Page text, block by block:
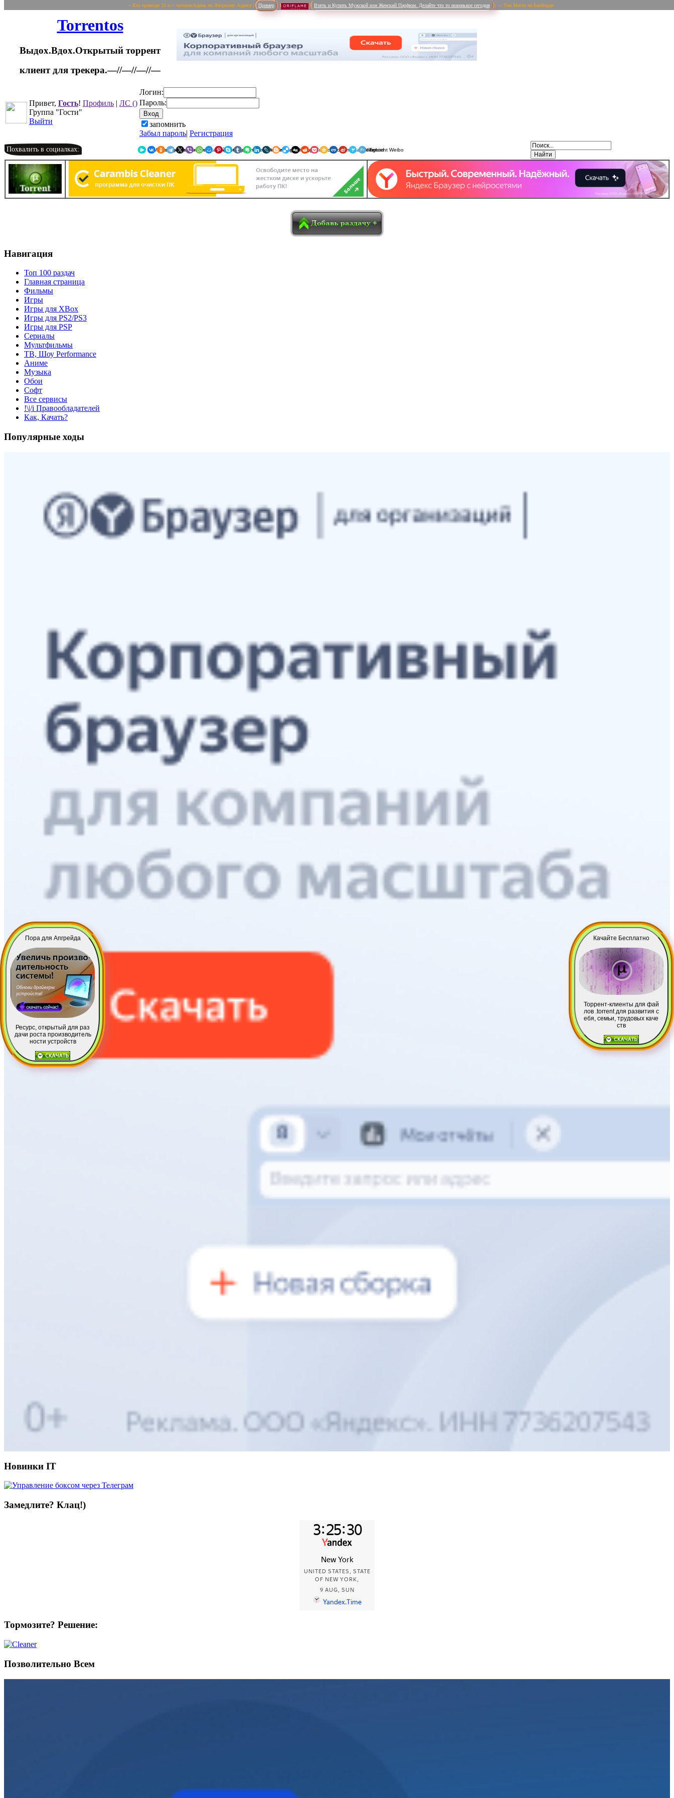
~ Кто приводи 10 и > человек/вдень по Якорному Адресу ( Пример Взять и Купить Мужской или Женский Парфюм. Делайте что то новенькое сегодня ) — Тем Место на Билборде
Качайте Бесплатно
Торрент-клиенты для фай
лов .torrent для развития с
ебя, семьи, трудовых каче
ств
Пора для Апгрейда
Ресурс, открытый для раз
дачи роста производитель
ности устройств
Torrentos
Выдох.Вдох.Открытый торрент
клиент для трекера.—//—//—//—
Привет, Гость! Профиль | ЛС ()
Группа "Гости"
Выйти
Логин:
Пароль:
запомнить
Забыл пароль| Регистрация
Похвалить в социалках: Я.Мессенджер WhatsApp
Мой Мир
Pinterest
SkypeTumblrEvernote
LinkedInLiveJournalDelicious
Diggreddit PocketQzoneRenrenSina Weibo
Surfingbird
Tencent Weibo
Навигация
Топ 100 раздач
Главная страница
Фильмы
Игры
Игры для XBox
Игры для PS2/PS3
Игры для PSP
Сериалы
Мультфильмы
ТВ, Шоу Performance
Аниме
Музыка
Обои
Софт
Все сервисы
!\|/i Правообладателей
Как, Качать?
Популярные ходы
Новинки IT
Замедлите? Клац!)
Тормозите? Решение:
Позволительно Всем